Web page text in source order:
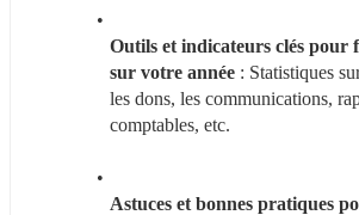
Outils et indicateurs clés pour
sur votre année : Statistiques
les dons, les communications,
comptables, etc.
Astuces et bonnes pratiques